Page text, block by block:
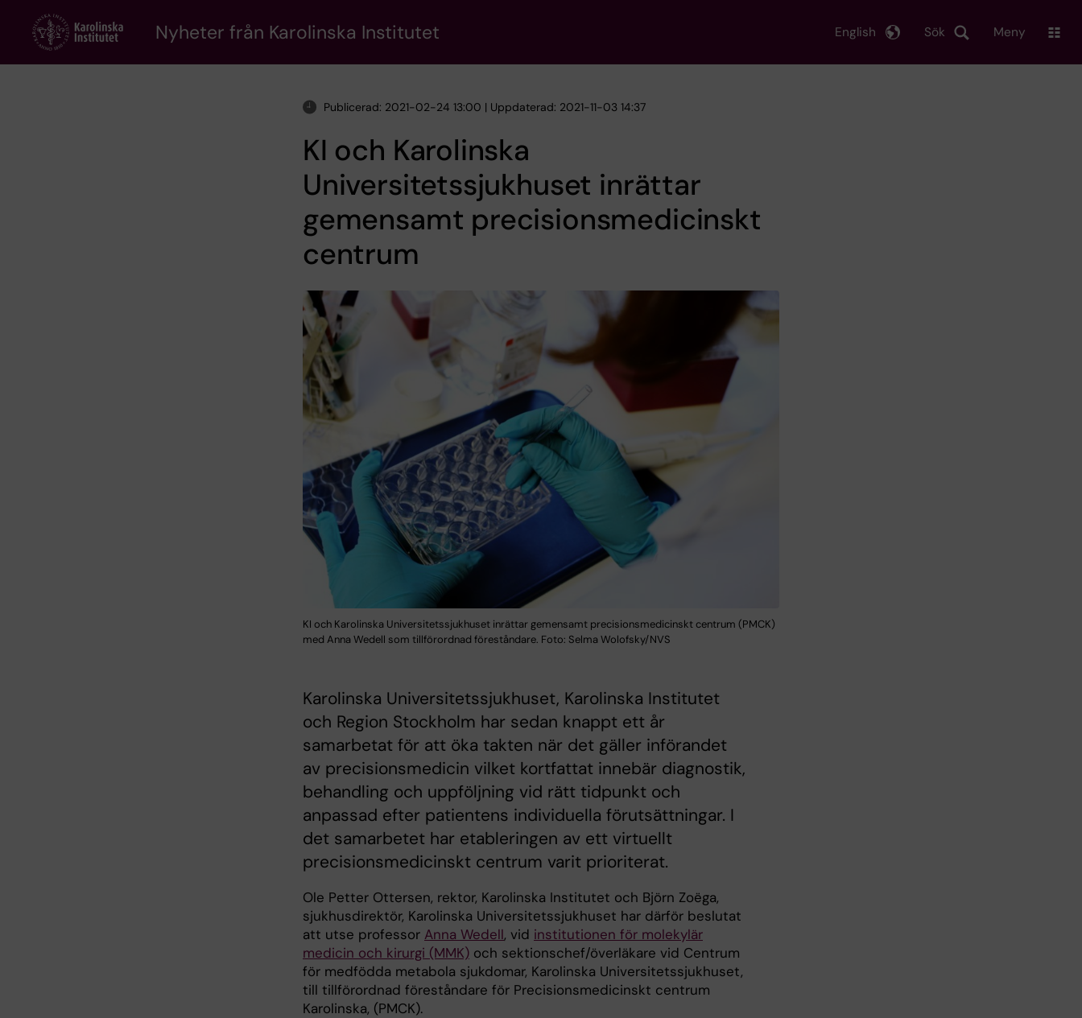
content
Nyheter från Karolinska Institutet Sök
English Meny
Publicerad: 2021-02-24 13:00 | Uppdaterad: 2021-11-03 14:37
KI och Karolinska
Universitetssjukhuset inrättar
gemensamt precisionsmedicinskt
centrum
KI och Karolinska Universitetssjukhuset inrättar gemensamt precisionsmedicinskt centrum (PMCK)
med Anna Wedell som tillförordnad föreståndare. Foto: Selma Wolofsky/NVS
Karolinska Universitetssjukhuset, Karolinska Institutet
och Region Stockholm har sedan knappt ett år
samarbetat för att öka takten när det gäller införandet
av precisionsmedicin vilket kortfattat innebär diagnostik,
behandling och uppföljning vid rätt tidpunkt och
anpassad efter patientens individuella förutsättningar. I
det samarbetet har etableringen av ett virtuellt
precisionsmedicinskt centrum varit prioriterat.
Ole Petter Ottersen, rektor, Karolinska Institutet och Björn Zoëga,
sjukhusdirektör, Karolinska Universitetssjukhuset har därför beslutat
att utse professor Anna Wedell, vid institutionen för molekylär
medicin och kirurgi (MMK) och sektionschef/överläkare vid Centrum
för medfödda metabola sjukdomar, Karolinska Universitetssjukhuset,
till tillförordnad föreståndare för Precisionsmedicinskt centrum
Karolinska, (PMCK).